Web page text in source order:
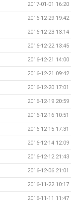
2017-01-01 16:20
2016-12-29 19:42
2016-12-23 13:14
2016-12-22 13:45
2016-12-21 14:00
2016-12-21 09:42
2016-12-20 17:01
2016-12-19 20:59
2016-12-16 10:51
2016-12-15 17:31
2016-12-14 12:09
2016-12-12 21:43
2016-12-06 21:01
2016-11-22 10:17
2016-11-11 11:47